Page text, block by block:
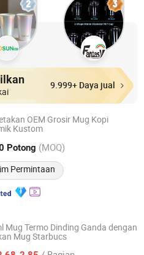
9.999+ Daya jual
OEM Grosir Mug Kopi
Kustom
Potong (MOQ)
Permintaan
Co., Ltd.
Harga mulai 2010
Mug Termo Dinding Ganda dengan
Mug Starbucs
Co., Ltd.